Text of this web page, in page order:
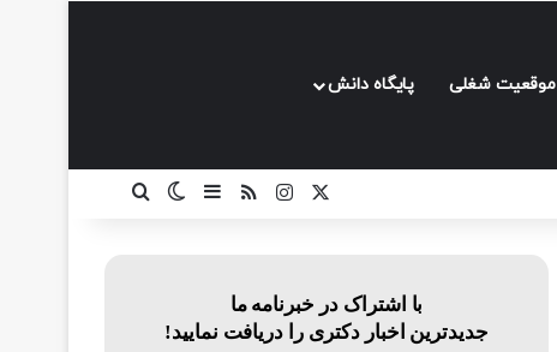
موقعیت شغلی پایگاه دانش
ایکساینستاگرام
خوراکسایدبارتغییر پوسته
با اشتراک در خبرنامه ما
جدیدترین اخبار دکتری را دریافت نمایید!